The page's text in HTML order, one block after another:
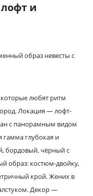
и
любят ритм
Локация — лофт-
с панорамным видом
гамма глубокая и
бордовый, чёрный с
образ: костюм-двойку,
крой. Жених в
Декор —